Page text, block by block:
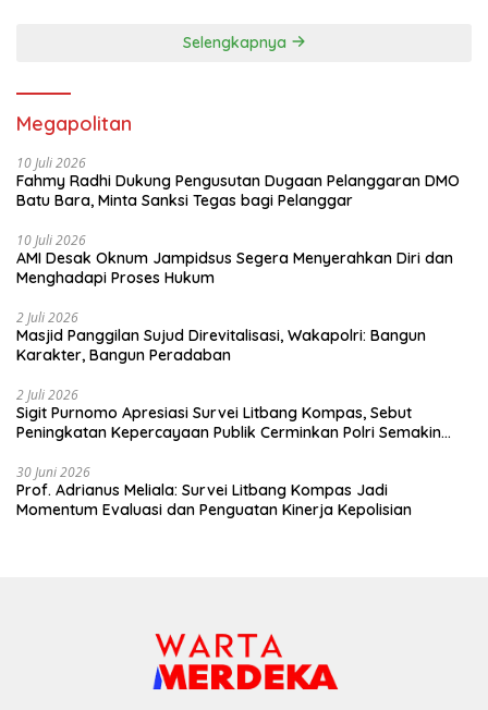
Selengkapnya
Megapolitan
10 Juli 2026
Fahmy Radhi Dukung Pengusutan Dugaan Pelanggaran DMO
Batu Bara, Minta Sanksi Tegas bagi Pelanggar
10 Juli 2026
AMI Desak Oknum Jampidsus Segera Menyerahkan Diri dan
Menghadapi Proses Hukum
2 Juli 2026
Masjid Panggilan Sujud Direvitalisasi, Wakapolri: Bangun
Karakter, Bangun Peradaban
2 Juli 2026
Sigit Purnomo Apresiasi Survei Litbang Kompas, Sebut
Peningkatan Kepercayaan Publik Cerminkan Polri Semakin
30 Juni 2026
Prof. Adrianus Meliala: Survei Litbang Kompas Jadi
Momentum Evaluasi dan Penguatan Kinerja Kepolisian